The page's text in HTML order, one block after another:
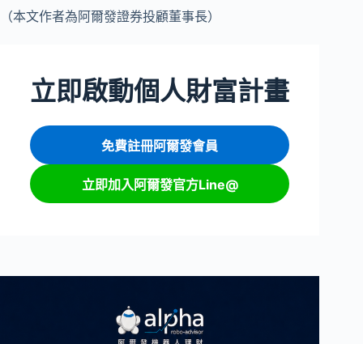
（本文作者為阿爾發證券投顧董事長）
立即啟動個人財富計畫
免費註冊阿爾發會員
立即加入阿爾發官方Line@